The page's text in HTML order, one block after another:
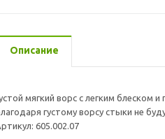
Описание
мягкий ворс с легким блеском
густому ворсу стыки не
605.002.07